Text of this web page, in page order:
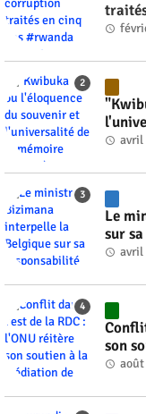
avril
Le
sur
avril
son